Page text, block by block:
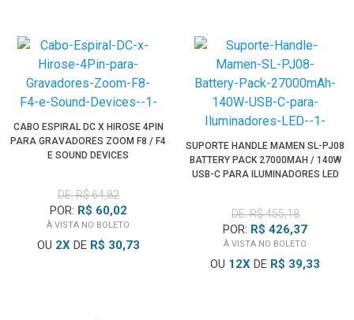
CABO ESPIRAL DC X HIROSE 4PIN
PARA GRAVADORES ZOOM F8 / F4
E SOUND DEVICES
DE: R$ 64,82
POR: R$ 60,02
À VISTA NO BOLETO
OU 2XDE R$ 30,73
SUPORTE HANDLE MAMEN SL-PJ08
BATTERY PACK 27000MAH / 140W
USB-C PARA ILUMINADORES LED
DE: R$ 455,18
POR: R$ 426,37
À VISTA NO BOLETO
OU 12X DE R$ 39,33